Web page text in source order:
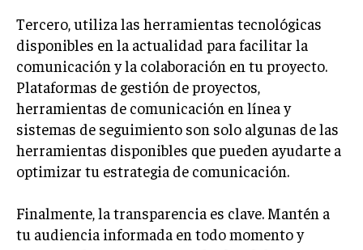
SOCIAL
BLOG
Acerca de Últimas entradas
Raúl Torres
proyectos y las innovaciones. Mi pluma busca
siempre la precisión y el detalle. Soy un
Tercero, utiliza las herramientas tecnológicas
disponibles en la actualidad para facilitar la
comunicación y la colaboración en tu proyecto.
Plataformas de gestión de proyectos,
herramientas de comunicación en línea y
sistemas de seguimiento son solo algunas de las
herramientas disponibles que pueden ayudarte a
optimizar tu estrategia de comunicación.
Finalmente, la transparencia es clave. Mantén a
tu audiencia informada en todo momento y